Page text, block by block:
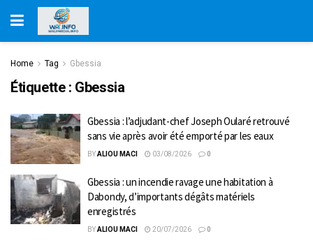
Home Tag Gbessia
Étiquette : Gbessia
Gbessia : l’adjudant-chef Joseph Oularé retrouvé
sans vie après avoir été emporté par les eaux
BYALIOU MACI 03/08/2026 0
Gbessia : un incendie ravage une habitation à
Dabondy, d’importants dégâts matériels
enregistrés
BYALIOU MACI 20/07/2026 0